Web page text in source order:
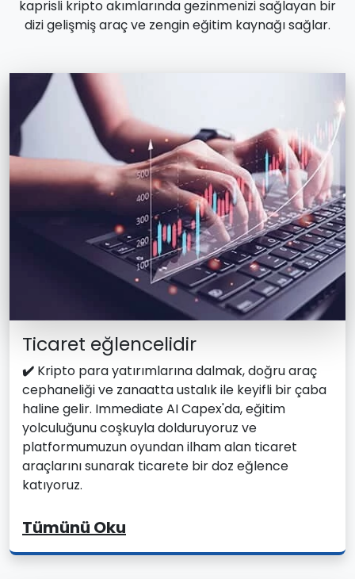
kaprisli kripto akımlarında gezinmenizi sağlayan bir
dizi gelişmiş araç ve zengin eğitim kaynağı sağlar.
Ticaret eğlencelidir
✔️ Kripto para yatırımlarına dalmak, doğru araç
cephaneliği ve zanaatta ustalık ile keyifli bir çaba
haline gelir. Immediate AI Capex'da, eğitim
yolculuğunu coşkuyla dolduruyoruz ve
platformumuzun oyundan ilham alan ticaret
araçlarını sunarak ticarete bir doz eğlence
katıyoruz.
Tümünü Oku